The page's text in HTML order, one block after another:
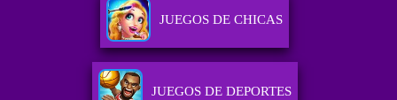
JUEGOS DE CHICAS
JUEGOS DE DEPORTES